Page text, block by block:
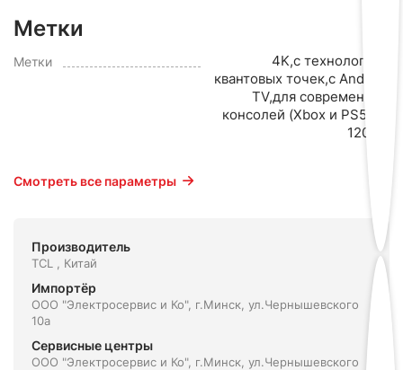
Метки
Метки
4K,с технологией
квантовых точек,с Android
TV,для современных
консолей (Xbox и PS5),от
120 Гц
Смотреть все параметры
Производитель
TCL , Китай
Импортёр
ООО "Электросервис и Ко", г.Минск, ул.Чернышевского
10а
Сервисные центры
ООО "Электросервис и Ко", г.Минск, ул.Чернышевского